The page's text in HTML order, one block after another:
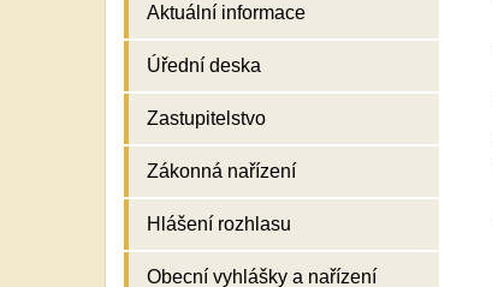
Aktuální informace
Úřední deska
Zastupitelstvo
Zákonná nařízení
Hlášení rozhlasu
Obecní vyhlášky a nařízení